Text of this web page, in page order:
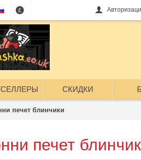
£
СКИДКИ
печет блинчики
печет